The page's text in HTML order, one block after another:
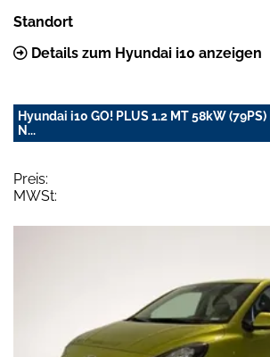
Standort
Details zum Hyundai i10 anzeigen
Hyundai i10 GO! PLUS 1.2 MT 58kW
N...
Preis:
MWSt: